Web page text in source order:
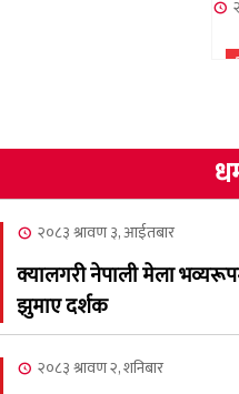
२०८३ श्रावण ३, आईतबार
क्यालगरी नेपाली मेला
झुमाए दर्शक
२०८३ श्रावण २, शनिबार